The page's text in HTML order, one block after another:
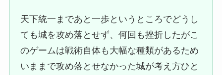
天下統一まであと一歩というところでどうし
ても城を攻め落とせず、何回も挫折したがこ
のゲームは戦術自体も大幅な種類があるため
いままで攻め落とせなかった城が考え方ひと